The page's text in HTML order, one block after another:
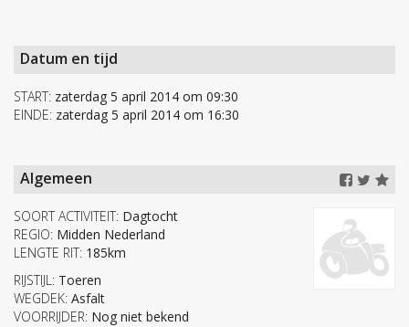
Datum en tijd
START: zaterdag 5 april 2014 om 09:30
EINDE: zaterdag 5 april 2014 om 16:30
Algemeen
SOORT ACTIVITEIT: Dagtocht
REGIO: Midden Nederland
LENGTE RIT: 185km
RIJSTIJL: Toeren
WEGDEK: Asfalt
VOORRIJDER: Nog niet bekend